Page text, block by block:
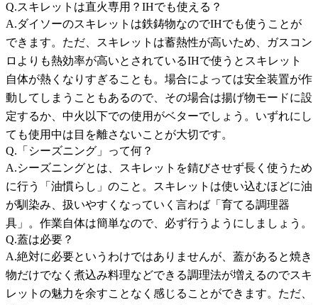
Q.スキレットは直火専用？IHでも使える？
A.ダイソーのスキレットは鉄鋳物なのでIHでも使うことが
できます。ただ、スキレットは蓄熱性が高いため、ガスコン
ロよりも熱効率が高いとされているIHで使うとスキレット
自体が熱くなりすぎることも。場合によっては安全装置が作
動してしまうこともあるので、その場合は揚げ物モードに設
定するか、中火以下での使用がベターでしょう。いずれにし
ても使用中は目を離さないことが大切です。
Q.「シーズニング」って何？
A.シーズニングとは、スキレットを錆びさせず長く使うため
に行う「油慣らし」のこと。スキレットは使い込むほどに油
が馴染み、扱いやすくなっていく言わば「育てる調理器
具」。作業自体は簡単なので、必ず行うようにしましょう。
Q.蓋は必要？
A.絶対に必要というわけではありませんが、蓋があると焼き
物だけでなく煮込み料理などできる調理法が増えるのでスキ
レットの魅力を余すことなく感じることができます。ただ、